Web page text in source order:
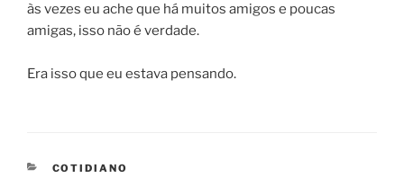
às vezes eu ache que há muitos amigos e poucas
amigas, isso não é verdade.
Era isso que eu estava pensando.
CATEGORIES
COTIDIANO